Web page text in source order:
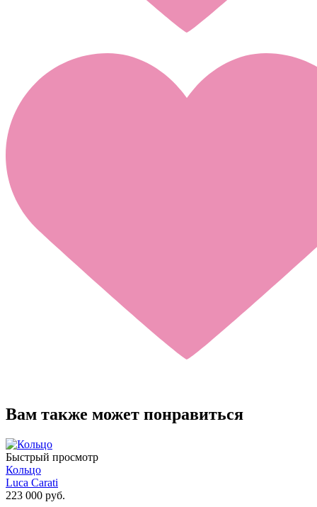
Вам также может понравиться
Быстрый просмотр
Кольцо
Luca Carati
223 000 руб.